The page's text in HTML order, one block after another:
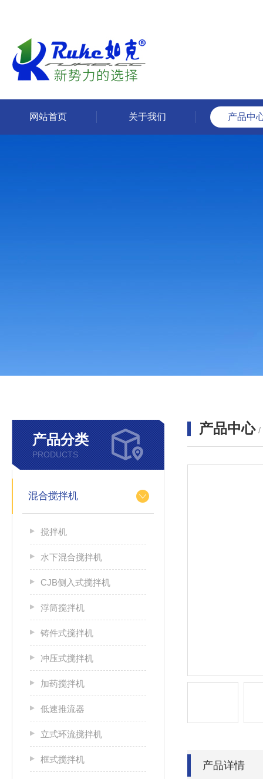
网站首页 关于我们 产品中
产品分类
PRODUCTS
混合搅拌机
搅拌机
水下混合搅拌机
CJB侧入式搅拌机
浮筒搅拌机
铸件式搅拌机
冲压式搅拌机
加药搅拌机
低速推流器
立式环流搅拌机
框式搅拌机
产品中心 /
产品详情